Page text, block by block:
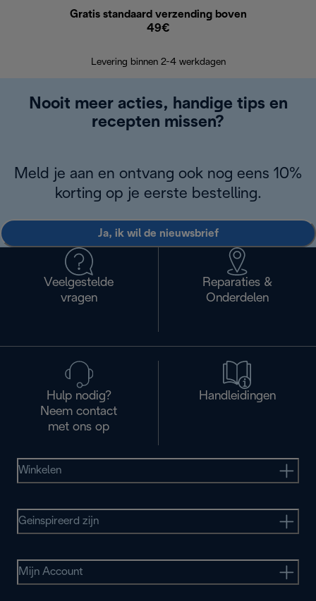
Gratis standaard verzending boven
49€
Levering binnen 2-4 werkdagen
Nooit meer acties, handige tips en
recepten missen?
Meld je aan en ontvang ook nog eens 10%
korting op je eerste bestelling.
Ja, ik wil de nieuwsbrief
Veelgestelde
vragen
Reparaties &
Onderdelen
Hulp nodig?
Neem contact
met ons op
Handleidingen
Winkelen
Geinspireerd zijn
Mijn Account